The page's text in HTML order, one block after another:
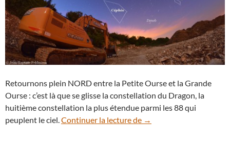
Retournons plein NORD entre la Petite Ourse et la Grande
Ourse : c’est là que se glisse la constellation du Dragon, la
huitième constellation la plus étendue parmi les 88 qui
peuplent le ciel.Continuer la lecture de La constellation du
→